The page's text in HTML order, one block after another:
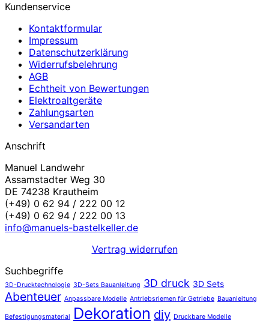
Kundenservice
Kontaktformular
Impressum
Datenschutzerklärung
Widerrufsbelehrung
AGB
Echtheit von Bewertungen
Elektroaltgeräte
Zahlungsarten
Versandarten
Anschrift
Manuel Landwehr
Assamstadter Weg 30
DE 74238 Krautheim
(+49) 0 62 94 / 222 00 12
(+49) 0 62 94 / 222 00 13
info@manuels-bastelkeller.de
Vertrag widerrufen
Suchbegriffe
3D-Drucktechnologie 3D-Sets Bauanleitung 3D druck 3D Sets
Abenteuer Anpassbare Modelle Antriebsriemen für Getriebe Bauanleitung
Befestigungsmaterial Dekoration diy Druckbare Modelle